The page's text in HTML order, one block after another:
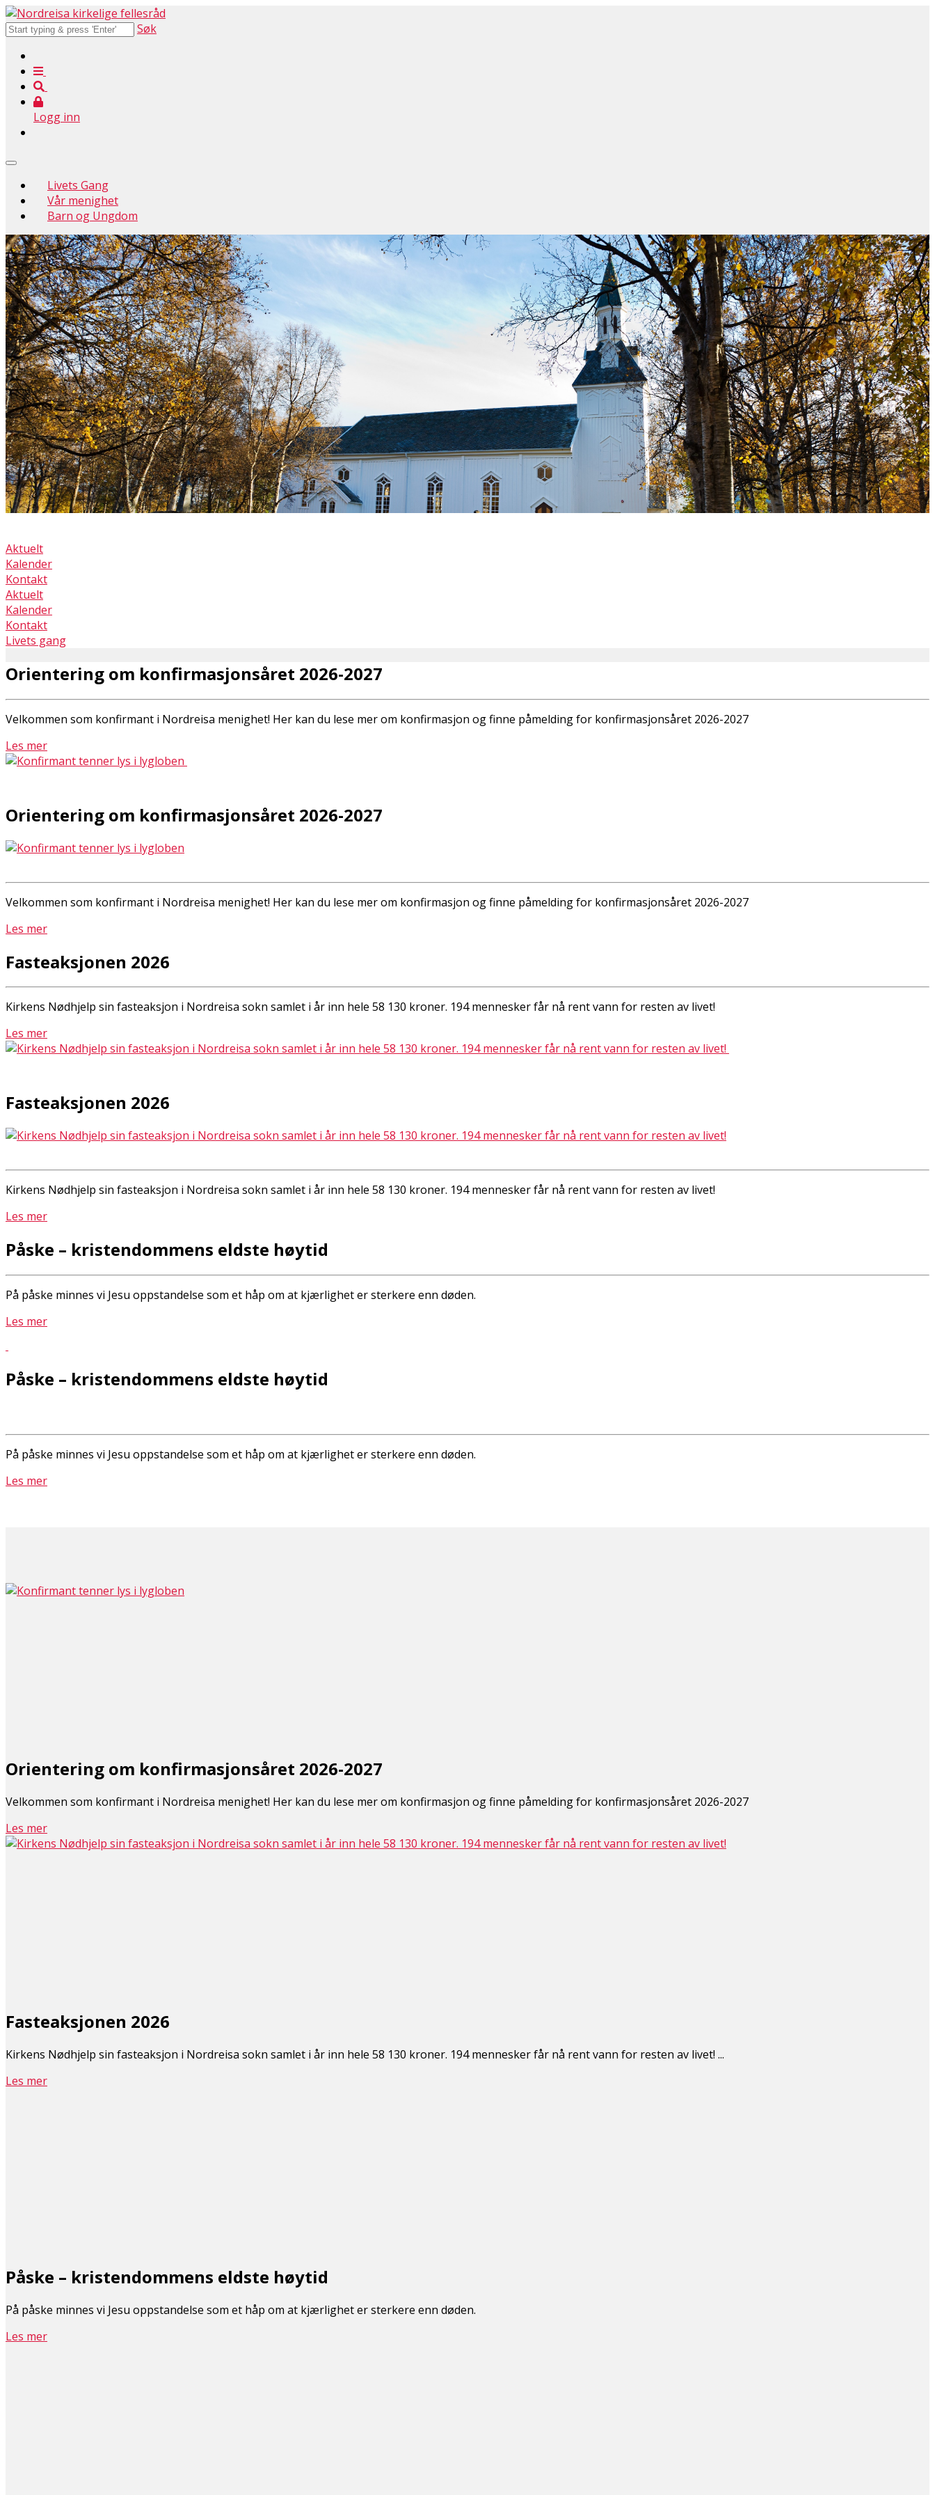
Søk
Logg inn
Livets Gang
Vår menighet
Barn og Ungdom
Aktuelt
Kalender
Kontakt
Aktuelt
Kalender
Kontakt
Livets gang
Orientering om konfirmasjonsåret 2026-2027
Velkommen som konfirmant i Nordreisa menighet! Her kan du lese mer om konfirmasjon og finne påmelding for konfirmasjonsåret 2026-2027
Les mer
Orientering om konfirmasjonsåret 2026-2027
Velkommen som konfirmant i Nordreisa menighet! Her kan du lese mer om konfirmasjon og finne påmelding for konfirmasjonsåret 2026-2027
Les mer
Fasteaksjonen 2026
Kirkens Nødhjelp sin fasteaksjon i Nordreisa sokn samlet i år inn hele 58 130 kroner. 194 mennesker får nå rent vann for resten av livet!
Les mer
Fasteaksjonen 2026
Kirkens Nødhjelp sin fasteaksjon i Nordreisa sokn samlet i år inn hele 58 130 kroner. 194 mennesker får nå rent vann for resten av livet!
Les mer
Påske – kristendommens eldste høytid
På påske minnes vi Jesu oppstandelse som et håp om at kjærlighet er sterkere enn døden.
Les mer
Påske – kristendommens eldste høytid
På påske minnes vi Jesu oppstandelse som et håp om at kjærlighet er sterkere enn døden.
Les mer
Orientering om konfirmasjonsåret 2026-2027
Velkommen som konfirmant i Nordreisa menighet! Her kan du lese mer om konfirmasjon og finne påmelding for konfirmasjonsåret 2026-2027
Les mer
Fasteaksjonen 2026
Kirkens Nødhjelp sin fasteaksjon i Nordreisa sokn samlet i år inn hele 58 130 kroner. 194 mennesker får nå rent vann for resten av livet! ...
Les mer
Påske – kristendommens eldste høytid
På påske minnes vi Jesu oppstandelse som et håp om at kjærlighet er sterkere enn døden.
Les mer